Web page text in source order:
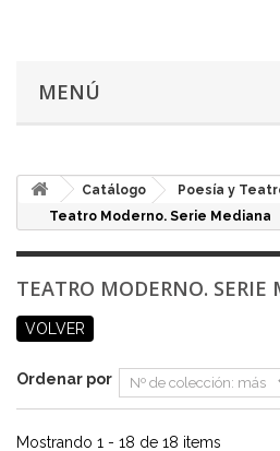
MENÚ
Catálogo Poesía y
Teatro Moderno. Serie Mediana
TEATRO MODERNO. SERIE
VOLVER
Ordenar por
Mostrando 1 - 18 de 18 items